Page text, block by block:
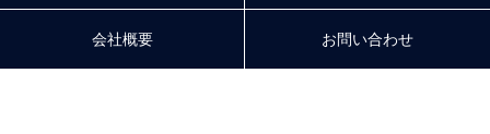
会社概要 お問い合わせ